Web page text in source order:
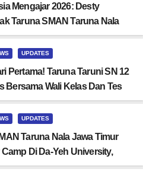
Mengajar 2026: Desty
Taruna SMAN Taruna Nala
Generasi Pemimpin
UPDATES
Pertama! Taruna Taruni SN 12
Bersama Wali Kelas Dan Tes
UPDATES
Taruna Nala Jawa Timur
Camp Di Da-Yeh University,